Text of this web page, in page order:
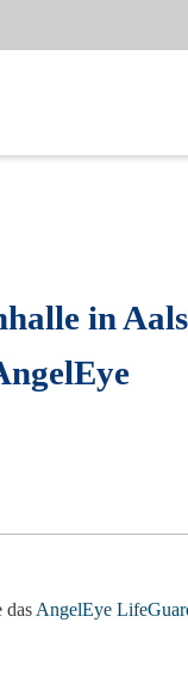
in
das AngelEye